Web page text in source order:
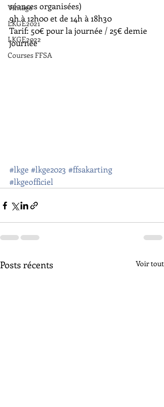
Vintage
LKGE2021
LKGE2022
Courses FFSA
séances organisées)
9h à 12h00 et de 14h à 18h30
Tarif: 50€ pour la journée / 25€ demie
journée
#lkge#lkge2023 #ffsakarting
#lkgeofficiel
Posts récents Voir tout